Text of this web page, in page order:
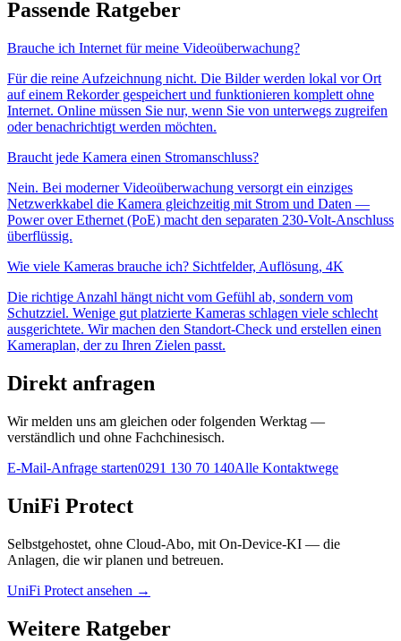
Passende Ratgeber
Brauche ich Internet für meine Videoüberwachung?
Für die reine Aufzeichnung nicht. Die Bilder werden lokal vor Ort
auf einem Rekorder gespeichert und funktionieren komplett ohne
Internet. Online müssen Sie nur, wenn Sie von unterwegs zugreifen
oder benachrichtigt werden möchten.
Braucht jede Kamera einen Stromanschluss?
Nein. Bei moderner Videoüberwachung versorgt ein einziges
Netzwerkkabel die Kamera gleichzeitig mit Strom und Daten —
Power over Ethernet (PoE) macht den separaten 230-Volt-Anschluss
überflüssig.
Wie viele Kameras brauche ich? Sichtfelder, Auflösung, 4K
Die richtige Anzahl hängt nicht vom Gefühl ab, sondern vom
Schutzziel. Wenige gut platzierte Kameras schlagen viele schlecht
ausgerichtete. Wir machen den Standort-Check und erstellen einen
Kameraplan, der zu Ihren Zielen passt.
Direkt anfragen
Wir melden uns am gleichen oder folgenden Werktag —
verständlich und ohne Fachchinesisch.
E-Mail-Anfrage starten0291 130 70 140Alle Kontaktwege
UniFi Protect
Selbstgehostet, ohne Cloud-Abo, mit On-Device-KI — die
Anlagen, die wir planen und betreuen.
UniFi Protect ansehen →
Weitere Ratgeber